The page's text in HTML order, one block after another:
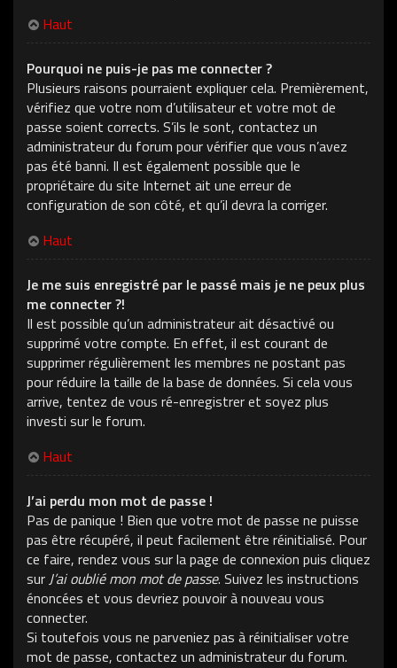
Haut
Pourquoi ne puis-je pas me connecter ?
Plusieurs raisons pourraient expliquer cela. Premièrement,
vérifiez que votre nom d’utilisateur et votre mot de
passe soient corrects. S’ils le sont, contactez un
administrateur du forum pour vérifier que vous n’avez
pas été banni. Il est également possible que le
propriétaire du site Internet ait une erreur de
configuration de son côté, et qu’il devra la corriger.
Haut
Je me suis enregistré par le passé mais je ne peux plus
me connecter ?!
Il est possible qu’un administrateur ait désactivé ou
supprimé votre compte. En effet, il est courant de
supprimer régulièrement les membres ne postant pas
pour réduire la taille de la base de données. Si cela vous
arrive, tentez de vous ré-enregistrer et soyez plus
investi sur le forum.
Haut
J’ai perdu mon mot de passe !
Pas de panique ! Bien que votre mot de passe ne puisse
pas être récupéré, il peut facilement être réinitialisé. Pour
ce faire, rendez vous sur la page de connexion puis cliquez
sur J’ai oublié mon mot de passe. Suivez les instructions
énoncées et vous devriez pouvoir à nouveau vous
connecter.
Si toutefois vous ne parveniez pas à réinitialiser votre
mot de passe, contactez un administrateur du forum.